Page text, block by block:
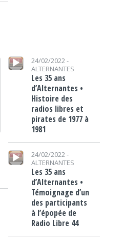
Lecteur audio
24/02/2022 -
ALTERNANTES
Les 35 ans
d’Alternantes •
Histoire des
radios libres et
pirates de 1977 à
1981
Lecteur audio
24/02/2022 -
ALTERNANTES
Les 35 ans
d’Alternantes •
Témoignage d’un
des participants
à l’épopée de
Radio Libre 44